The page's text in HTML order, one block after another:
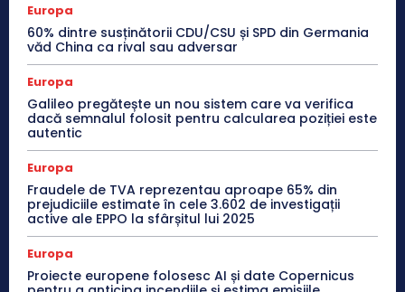
Europa
60% dintre susținătorii CDU/CSU și SPD din Germania
văd China ca rival sau adversar
Europa
Galileo pregătește un nou sistem care va verifica
dacă semnalul folosit pentru calcularea poziției este
autentic
Europa
Fraudele de TVA reprezentau aproape 65% din
prejudiciile estimate în cele 3.602 de investigații
active ale EPPO la sfârșitul lui 2025
Europa
Proiecte europene folosesc AI și date Copernicus